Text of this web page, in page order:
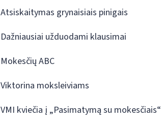
Atsiskaitymas grynaisiais pinigais
Dažniausiai užduodami klausimai
Mokesčių ABC
Viktorina moksleiviams
VMI kviečia į „Pasimatymą su mokesčiais“